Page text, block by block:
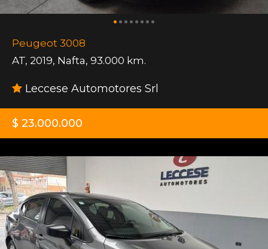
Peugeot 3008
AT, 2019, Nafta, 93.000 km.
Leccese Automotores Srl
$ 23.000.000